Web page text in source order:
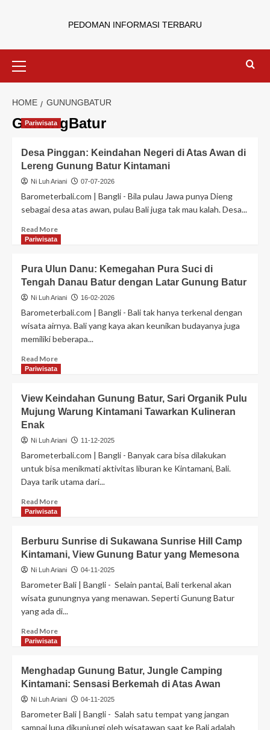
PEDOMAN INFORMASI TERBARU
HOME GUNUNGBATUR
GunungBatur
Pariwisata
Desa Pinggan: Keindahan Negeri di Atas Awan di
Lereng Gunung Batur Kintamani
Ni Luh Ariani 07-07-2026
Barometerbali.com | Bangli - Bila pulau Jawa punya Dieng
sebagai desa atas awan, pulau Bali juga tak mau kalah. Desa...
Read More
Pariwisata
Pura Ulun Danu: Kemegahan Pura Suci di
Tengah Danau Batur dengan Latar Gunung Batur
Ni Luh Ariani 16-02-2026
Barometerbali.com | Bangli - Bali tak hanya terkenal dengan
wisata airnya. Bali yang kaya akan keunikan budayanya juga
memiliki beberapa...
Read More
Pariwisata
View Keindahan Gunung Batur, Sari Organik Pulu
Mujung Warung Kintamani Tawarkan Kulineran
Enak
Ni Luh Ariani 11-12-2025
Barometerbali.com | Bangli - Banyak cara bisa dilakukan
untuk bisa menikmati aktivitas liburan ke Kintamani, Bali.
Daya tarik utama dari...
Read More
Pariwisata
Berburu Sunrise di Sukawana Sunrise Hill Camp
Kintamani, View Gunung Batur yang Memesona
Ni Luh Ariani 04-11-2025
Barometer Bali | Bangli - Selain pantai, Bali terkenal akan
wisata gunungnya yang menawan. Seperti Gunung Batur
yang ada di...
Read More
Pariwisata
Menghadap Gunung Batur, Jungle Camping
Kintamani: Sensasi Berkemah di Atas Awan
Ni Luh Ariani 04-11-2025
Barometer Bali | Bangli - Salah satu tempat yang jangan
sampai lupa dikunjungi oleh wisatawan saat ke Bali adalah